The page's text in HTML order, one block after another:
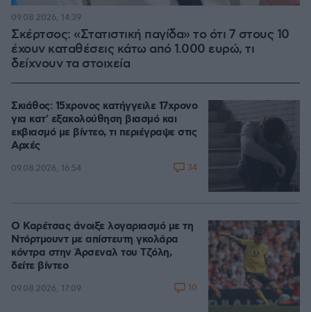
Σκέρτσος: «Στατιστική παγίδα» το ότι 7 στους 10
έχουν καταθέσεις κάτω από 1.000 ευρώ, τι
δείχνουν τα στοιχεία
09.08.2026, 14:39
Σκιάθος: 15χρονος κατήγγειλε 17χρονο
για κατ' εξακολούθηση βιασμό και
εκβιασμό με βίντεο, τι περιέγραψε στις
Αρχές
09.08.2026, 16:54 34
Ο Καρέτσας άνοιξε λογαριασμό με τη
Ντόρτμουντ με απίστευτη γκολάρα
κόντρα στην Άρσεναλ του Τζόλη,
δείτε βίντεο
09.08.2026, 17:09 10